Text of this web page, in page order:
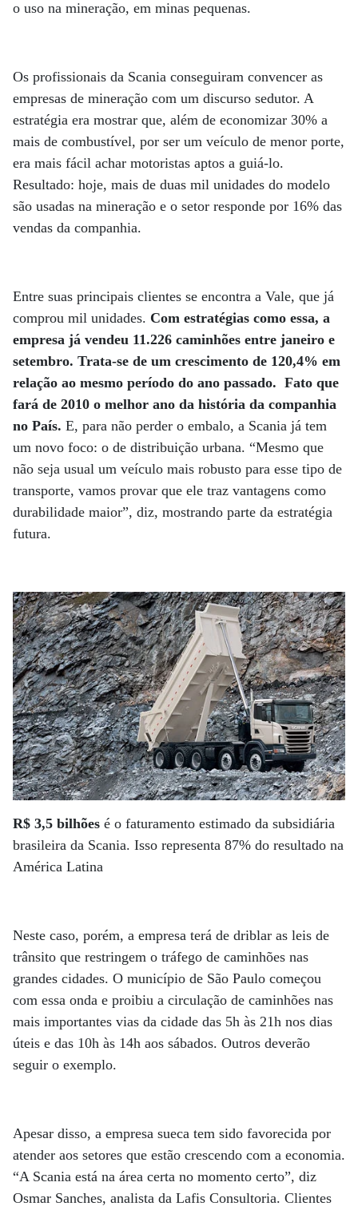
o uso na mineração, em minas pequenas.
Os profissionais da Scania conseguiram convencer as
empresas de mineração com um discurso sedutor. A
estratégia era mostrar que, além de economizar 30% a
mais de combustível, por ser um veículo de menor porte,
era mais fácil achar motoristas aptos a guiá-lo.
Resultado: hoje, mais de duas mil unidades do modelo
são usadas na mineração e o setor responde por 16% das
vendas da companhia.
Entre suas principais clientes se encontra a Vale, que já
comprou mil unidades. Com estratégias como essa, a
empresa já vendeu 11.226 caminhões entre janeiro e
setembro. Trata-se de um crescimento de 120,4% em
relação ao mesmo período do ano passado. Fato que
fará de 2010 o melhor ano da história da companhia
no País. E, para não perder o embalo, a Scania já tem
um novo foco: o de distribuição urbana. “Mesmo que
não seja usual um veículo mais robusto para esse tipo de
transporte, vamos provar que ele traz vantagens como
durabilidade maior”, diz, mostrando parte da estratégia
futura.
R$ 3,5 bi­lhões é o faturamento estimado da subsidiária
brasileira da Scania. Isso representa 87% do resultado na
América Latina
Neste caso, porém, a empresa terá de driblar as leis de
trânsito que restringem o tráfego de caminhões nas
grandes cidades. O município de São Paulo começou
com essa onda e proibiu a circulação de caminhões nas
mais importantes vias da cidade das 5h às 21h nos dias
úteis e das 10h às 14h aos sábados. Outros deverão
seguir o exemplo.
Apesar disso, a empresa sueca tem sido favorecida por
atender aos setores que estão crescendo com a economia.
“A Scania está na área certa no momento certo”, diz
Osmar Sanches, analista da Lafis Consultoria. Clientes